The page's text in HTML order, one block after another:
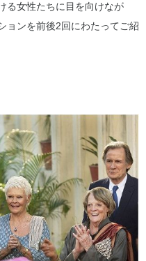
る女性たちに目を向けなが
ョンを前後2回にわたってご紹